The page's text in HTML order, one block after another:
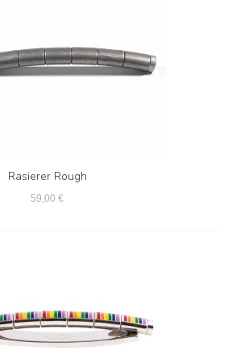
Rasierer Rough
59,00 €